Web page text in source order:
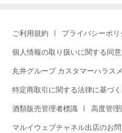
ご利用規約 プライバシーポリ
個人情報の取り扱いに関する同
丸井グループ カスタマーハラス
特定商取引に関する法律に基づ
酒類販売管理者標識 高度管
マルイウェブチャネル出店のお